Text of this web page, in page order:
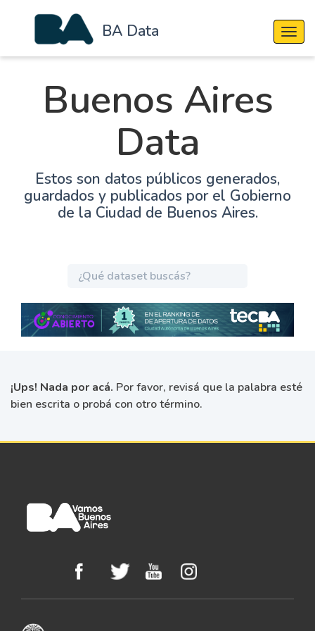
BA Data
Buenos Aires
Data
Estos son datos públicos generados,
guardados y publicados por el Gobierno
de la Ciudad de Buenos Aires.
¡Ups! Nada por acá. Por favor, revisá que la palabra esté
bien escrita o probá con otro término.